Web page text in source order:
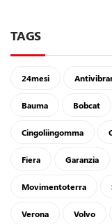
TAGS
24mesi
Bauma Bobcat
Cingoliingomma
Fiera Garanzia
Movimentoterra
Verona Volvo